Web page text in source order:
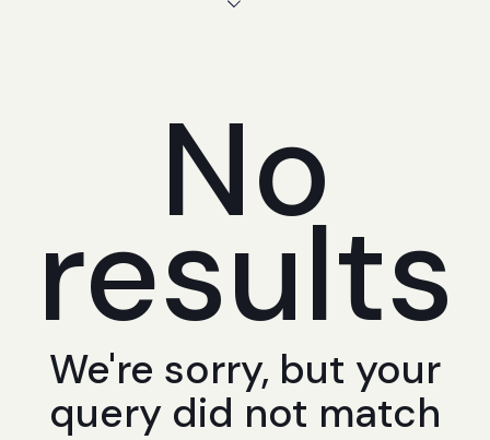
No
results
We're sorry, but your
query did not match